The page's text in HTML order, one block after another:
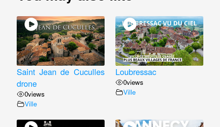
Saint Jean de Cuculles
drone
0views
Ville
Loubressac
0views
Ville